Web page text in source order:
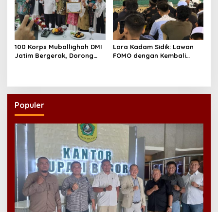
100 Korps Muballighah DMI
Jatim Bergerak, Dorong
Lora Kadam Sidik: Lawan
FOMO dengan Kembali
Populer